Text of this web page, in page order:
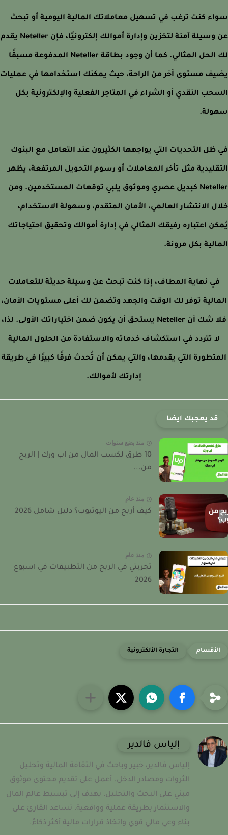
كنت ترغب في تسهيل معاملاتك المالية اليومية أو تبحث
عن وسيلة آمنة لتخزين وإدارة أموالك إلكترونيًا، فإن Neteller يقدم
لك الحل المثالي. كما أن وجود بطاقة Neteller المدفوعة مسبقًا
مستوى آخر من الراحة، حيث يمكنك استخدامها في عمليات
النقدي أو الشراء في المتاجر الفعلية والإلكترونية بكل
التحديات التي يواجهها الكثيرون عند التعامل مع البنوك
مثل تأخر المعاملات أو رسوم التحويل المرتفعة، يظهر
Neteller كبديل عصري وموثوق يلبي توقعات المستخدمين. ومن
الانتشار العالمي، الأمان المتقدم، وسهولة الاستخدام،
اعتباره رفيقك المثالي في إدارة أموالك وتحقيق احتياجاتك
بكل مرونة.
نهاية المطاف، إذا كنت تبحث عن وسيلة حديثة للتعاملات
توفر لك الوقت والجهد وتضمن لك أعلى مستويات الأمان،
فلا شك أن Neteller يستحق أن يكون ضمن اختياراتك الأولى. لذا،
تتردد في استكشاف خدماته والاستفادة من الحلول المالية
التي يقدمها، والتي يمكن أن تُحدث فرقًا كبيرًا في طريقة
إدارتك لأموالك.
قد يعجبك ايضا
منذ بضع سنوات
10 طرق لكسب المال من اب ورك | الربح
من...
منذ عام
كيف أربح من اليوتيوب؟ دليل شامل 2026
منذ عام
تجربتي في الربح من التطبيقات في اسبوع
2026
التجارة الألكترونية
إلياس فالدير
إلياس فالدير، خبير وباحث في الثقافة المالية وتحليل
الثروات ومصادر الدخل. أعمل على تقديم محتوى موثوق
مبني على البحث والتحليل، يهدف إلى تبسيط عالم المال
والاستثمار بطريقة عملية وواقعية، تساعد القارئ على
بناء وعي مالي قوي واتخاذ قرارات مالية أكثر ذكاءً.